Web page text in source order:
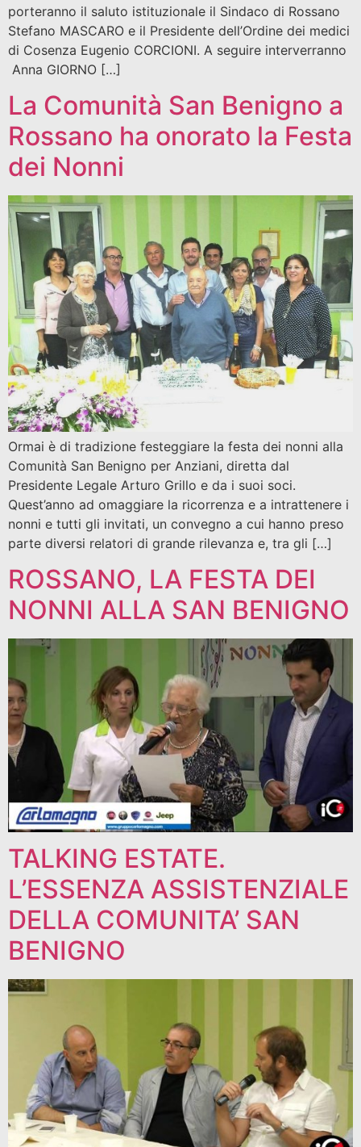
porteranno il saluto istituzionale il Sindaco di Rossano
Stefano MASCARO e il Presidente dell’Ordine dei medici
di Cosenza Eugenio CORCIONI. A seguire interverranno
Anna GIORNO […]
La Comunità San Benigno a
Rossano ha onorato la Festa
dei Nonni
Ormai è di tradizione festeggiare la festa dei nonni alla
Comunità San Benigno per Anziani, diretta dal
Presidente Legale Arturo Grillo e da i suoi soci.
Quest’anno ad omaggiare la ricorrenza e a intrattenere i
nonni e tutti gli invitati, un convegno a cui hanno preso
parte diversi relatori di grande rilevanza e, tra gli […]
ROSSANO, LA FESTA DEI
NONNI ALLA SAN BENIGNO
TALKING ESTATE.
L’ESSENZA ASSISTENZIALE
DELLA COMUNITA’ SAN
BENIGNO